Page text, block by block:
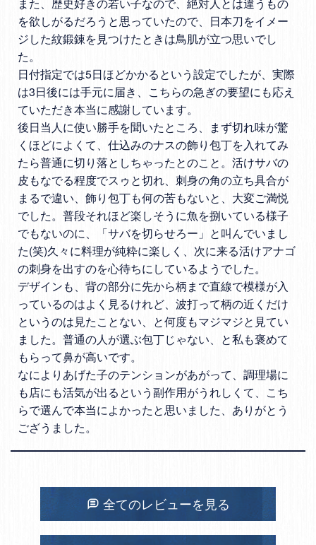
また、歴史好きの若い子なので、絶対人とは違うもの
を欲しがるだろうと思っていたので、日本刀をイメー
ジした紋鍛錬を見つけたときは鳥肌が立つ思いでし
た。
日付指定では5日ほどかかるという設定でしたが、実際
は3日後には手元に届き、こちらの急ぎの要望にも応え
ていただき本当に感謝しています。
後日当人に使い勝手を聞いたところ、まず切れ味が驚
くほどによくて、仕込みのナスの飾り包丁を入れてみ
たら普通に切り落としちゃったとのこと。活けサバの
皮もなでる程度でスゥと切れ、刺身の角の立ち具合が
まるで違い、飾り包丁も何の苦もないと、大変ご満悦
でした。普段それほど楽しそうに魚を捌いている様子
でもないのに、「サバを切らせろー」と叫んでいまし
た(笑)久々に料理が純粋に楽しく、次に来る活けアナゴ
の刺身を出すのを心待ちにしているようでした。
デザインも、背の部分に先から柄まで直線で模様が入
っているのはよく見るけれど、波打って柄の近くだけ
というのは見たことない、と何度もマジマジと見てい
ました。普通の人が選ぶ包丁じゃない、と私も褒めて
もらって鼻が高いです。
なによりあげた子のテンションがあがって、調理場に
も店にも活気が出るという副作用がうれしくて、こち
らで選んで本当によかったと思いました、ありがとう
ござうました。
全てのレビューを見る